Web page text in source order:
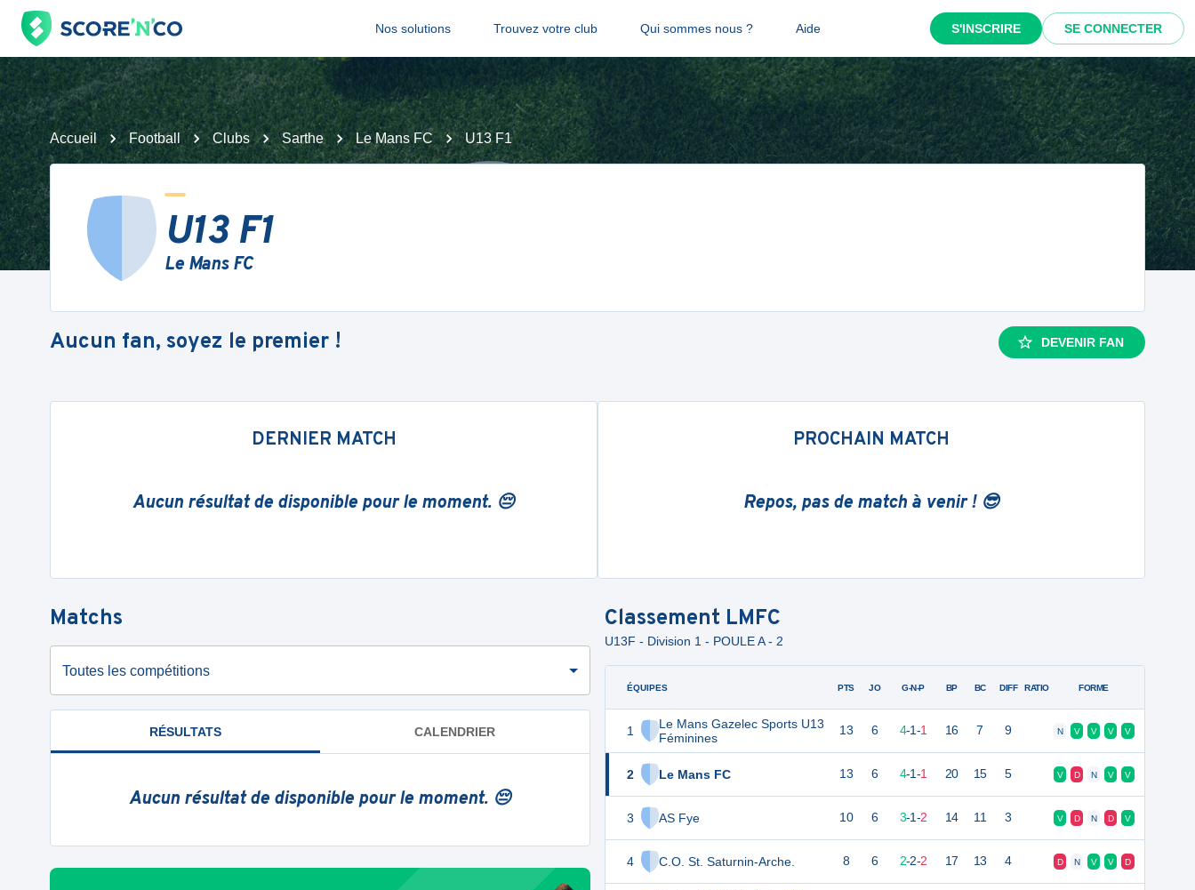
Nos solutions Trouvez votre club Qui sommes nous ? Aide S'INSCRIRE SE CONNECTER
Accueil Football Clubs Sarthe Le Mans FC U13 F1
U13 F1
Le Mans FC
Aucun fan, soyez le premier ! DEVENIR FAN
DERNIER MATCH
Aucun résultat de disponible pour le moment. 😔
PROCHAIN MATCH
Repos, pas de match à venir ! 😎
Matchs
Toutes les compétitions
RÉSULTATS CALENDRIER
Aucun résultat de disponible pour le moment. 😔
Classement LMFC
U13F - Division 1 - POULE A - 2
ÉQUIPES
1
Le Mans Gazelec Sports U13
Féminines
2 Le Mans FC
3 AS Fye
4 C.O. St. Saturnin-Arche.
PTS JO G-N-P BP BC DIFF RATIO FORME
13 6 4-1-1 16 7 9 N V V V V
13 6 4-1-1 20 15 5 V D N V V
10 6 3-1-2 14 11 3 V D N D V
8 6 2-2-2 17 13 4 D N V V D